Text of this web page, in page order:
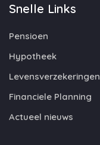
Snelle Links
Pensioen
Hypotheek
Levensverzekeringen
Financiele Planning
Actueel nieuws